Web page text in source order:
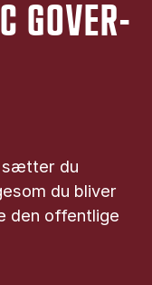
GOVER­
sætter du
du bliver
den offentlige